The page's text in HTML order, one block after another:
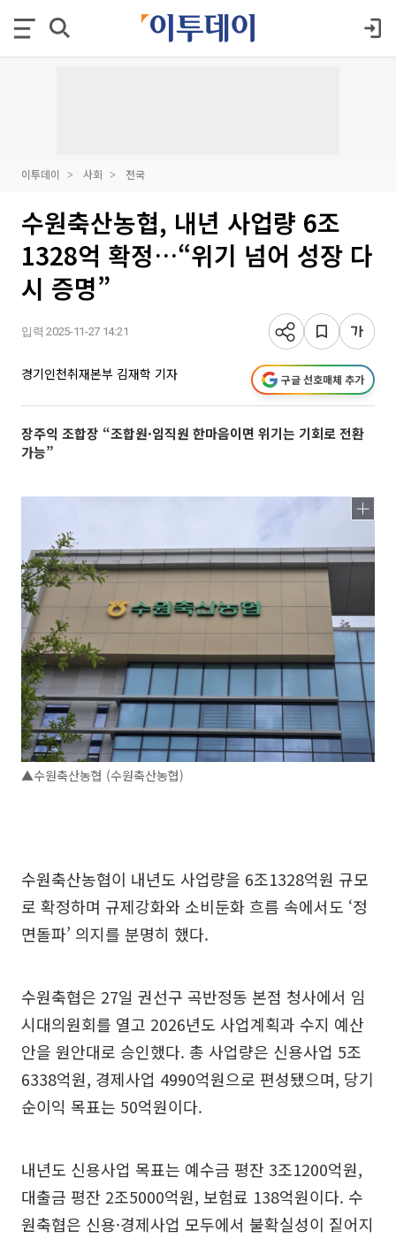
이투데이 사회 전국
수원축산농협, 내년 사업량 6조
1328억 확정…“위기 넘어 성장 다
시 증명”
입력 2025-11-27 14:21
경기인천취재본부 김재학 기자 구글 선호매체 추가
장주익 조합장 “조합원·임직원 한마음이면 위기는 기회로 전환
가능”
▲수원축산농협 (수원축산농협)
수원축산농협이 내년도 사업량을 6조1328억원 규모
로 확정하며 규제강화와 소비둔화 흐름 속에서도 ‘정
면돌파’ 의지를 분명히 했다.
수원축협은 27일 권선구 곡반정동 본점 청사에서 임
시대의원회를 열고 2026년도 사업계획과 수지 예산
안을 원안대로 승인했다. 총 사업량은 신용사업 5조
6338억원, 경제사업 4990억원으로 편성됐으며, 당기
순이익 목표는 50억원이다.
내년도 신용사업 목표는 예수금 평잔 3조1200억원,
대출금 평잔 2조5000억원, 보험료 138억원이다. 수
원축협은 신용·경제사업 모두에서 불확실성이 짙어지